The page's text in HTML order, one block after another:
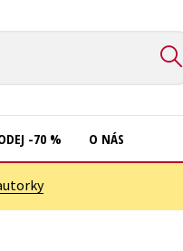
-70 % O NÁS